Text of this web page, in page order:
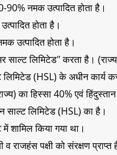
नमक उत्पादित होता है।
होता है।
उत्पादित होता है।
साल्ट लिमिटेड" करता है।
लिमिटेड (HSL) के अधीन कार्य
का हिस्सा 40% एवं
साल्ट लिमिटेड (HSL) का है।
शामिल किया गया था।
राजहंस पक्षी को संरक्षण प्राप्त